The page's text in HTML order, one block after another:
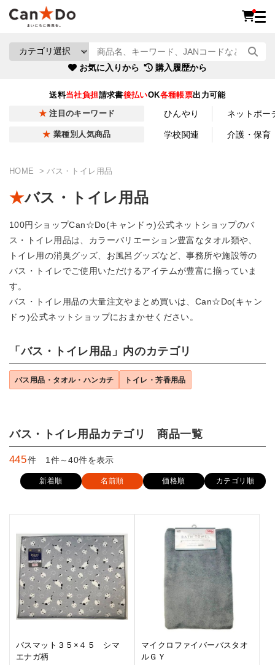
お気に入りから 購入履歴から
送料当社負担請求書後払いOK各種帳票出力可能
注目のキーワード ひんやり ネットポー
業種別人気商品 学校関連 介護・保育
HOME バス・トイレ用品
バス・トイレ用品
100円ショップCan☆Do(キャンドゥ)公式ネットショップのバ
ス・トイレ用品は、カラーバリエーション豊富なタオル類や、
トイレ用の消臭グッズ、お風呂グッズなど、事務所や施設等の
バス・トイレでご使用いただけるアイテムが豊富に揃っていま
す。
バス・トイレ用品の大量注文やまとめ買いは、Can☆Do(キャン
ドゥ)公式ネットショップにおまかせください。
「バス・トイレ用品」内のカテゴリ
バス用品・タオル・ハンカチ トイレ・芳香用品
バス・トイレ用品カテゴリ 商品一覧
445件 1件～40件を表示
新着順 名前順 価格順 カテゴリ順
バスマット３５×４５ シマ
エナガ柄
マイクロファイバーバスタオ
ルＧＹ